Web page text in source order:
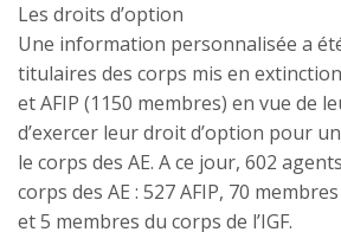
Les droits d’option
Une information personnalisée a
titulaires des corps mis en extinction
et AFIP (1150 membres) en vue de
d’exercer leur droit d’option pour
le corps des AE. A ce jour, 602
corps des AE : 527 AFIP, 70
et 5 membres du corps de l’IGF.